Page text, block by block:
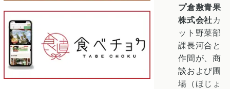
プ倉敷青果
株式会社カ
ット野菜部
課長河合と
作間が、商
談および圃
場（ほじょ